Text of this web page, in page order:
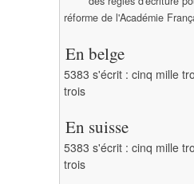
réforme de l'Académie
En belge
5383 s'écrit : cinq mille
trois
En suisse
5383 s'écrit : cinq mille
trois